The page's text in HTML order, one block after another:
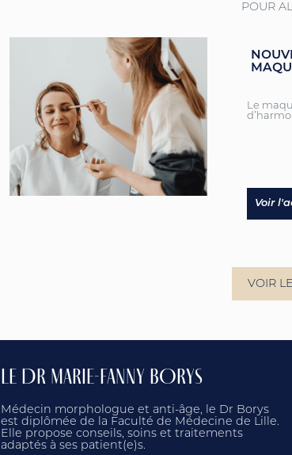
POUR
Le
Voir
VOIR
LE DR MARIE-FANNY BORYS
Médecin morphologue et anti-âge, le Dr Borys
est diplômée de la Faculté de Médecine de Lille.
Elle propose conseils, soins et traitements
adaptés à ses patient(e)s.